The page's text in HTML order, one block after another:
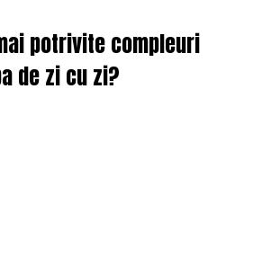
potrivite compleuri
de zi cu zi?